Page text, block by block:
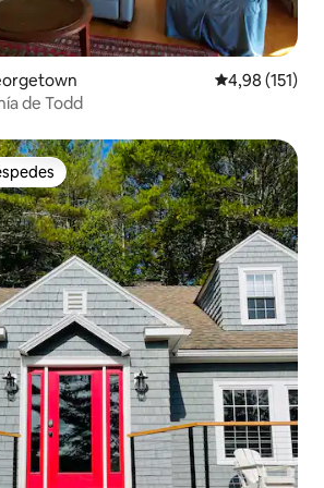
Calificación
4,98 (151)
de Todd